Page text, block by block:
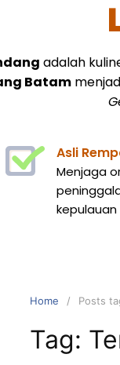
adalah
Batam
Asli
Menjaga
kepulauan
Home Posts
Tag: